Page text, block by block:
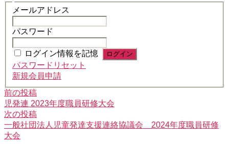
メールアドレス
パスワード
ログイン情報を記憶
パスワードリセット
新規会員申請
投
稿
ナ
前の投稿前
の
投
稿:
児発連 2023年度職員研修大会
次の投稿次
の
一般社団法人児童発達支援連絡協議会 2024年度職員研修
大会